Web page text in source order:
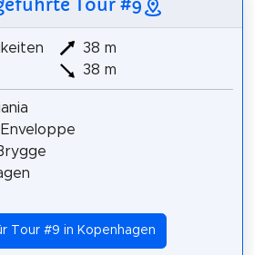
Tour #9
38 m
38 m
Tour #9 in Kopenhagen